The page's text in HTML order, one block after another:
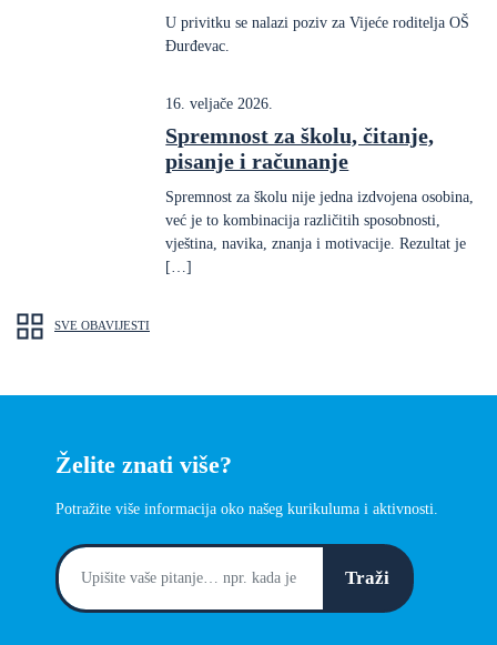
U privitku se nalazi poziv za Vijeće roditelja OŠ
Đurđevac.
16. veljače 2026.
Spremnost za školu, čitanje,
pisanje i računanje
Spremnost za školu nije jedna izdvojena osobina,
već je to kombinacija različitih sposobnosti,
vještina, navika, znanja i motivacije. Rezultat je
[…]
SVE OBAVIJESTI
Želite znati više?
Potražite više informacija oko našeg kurikuluma i aktivnosti.
Traži